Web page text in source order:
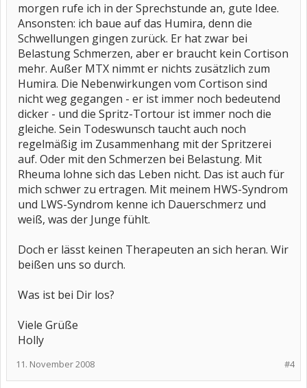
morgen rufe ich in der Sprechstunde an, gute Idee.
Ansonsten: ich baue auf das Humira, denn die
Schwellungen gingen zurück. Er hat zwar bei
Belastung Schmerzen, aber er braucht kein Cortison
mehr. Außer MTX nimmt er nichts zusätzlich zum
Humira. Die Nebenwirkungen vom Cortison sind
nicht weg gegangen - er ist immer noch bedeutend
dicker - und die Spritz-Tortour ist immer noch die
gleiche. Sein Todeswunsch taucht auch noch
regelmäßig im Zusammenhang mit der Spritzerei
auf. Oder mit den Schmerzen bei Belastung. Mit
Rheuma lohne sich das Leben nicht. Das ist auch für
mich schwer zu ertragen. Mit meinem HWS-Syndrom
und LWS-Syndrom kenne ich Dauerschmerz und
weiß, was der Junge fühlt.
Doch er lässt keinen Therapeuten an sich heran. Wir
beißen uns so durch.
Was ist bei Dir los?
Viele Grüße
Holly
#4
11. November 2008